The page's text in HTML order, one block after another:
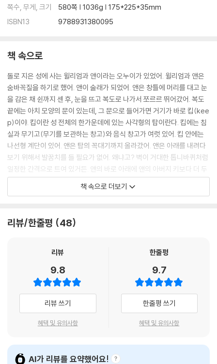
제27장 영국의 왕위 다툼
제28장 스페인과 포르투갈의 여러 왕국
제29장 아프리카의 왕국들
가나의 금과 소금 / 말리의 만사 무사 / 송가이 왕국
제30장 인도의 무굴 제국
무굴 왕조와 바부르 황제 / 악바르 황제와 비르발
제31장 신대륙 탐험
크리스토퍼 콜럼버스 / 베스푸치와 마젤란
제32장 아메리카 대륙의 왕국들
제33장 스페인, 포르투갈과 신대륙
마르틴 루터의 95개조 / 헨리 8세의 고민
제35장 르네상스
새로운 방식으로 생각하기 / 구텐베르크의 위대한 발명
종교 개혁의 확산 / 트리엔트 공의회
쪽수, 무게, 크기
580쪽 | 1036g | 175*225*35mm
ISBN13
9788931380095
책 속으로
돌로 지은 성에 사는 윌리엄과 앤이라는 오누이가 있었어. 윌리엄과 앤은
숨바꼭질을 하기로 했어. 앤이 술래가 되었어. 앤은 창틀에 머리를 대고 눈
을 감은 채 쉰까지 센 후, 눈을 뜨고 복도로 나가서 쪼르르 뛰어갔어. 복도
끝에는 아치 모양의 문이 있는데, 그 문으로 들어가면 거기가 바로 킵(kee
p)이야. 킵이란 성 전체의 한가운데에 있는 사각형의 탑이란다. 킵에는 침
실과 무기고(무기를 보관하는 창고)와 음식 창고가 여럿 있어. 킵 안에는
나선형 계단이 있어. 앤은 탑의 꼭대기까지 올라갔어. 앤은 아래를 내려다
보기 위해서 발꿈치를 들 필요가 없어. 왜냐고? 벽이 거대한 톱니바퀴처럼
일정한 간격으로 트여 있거든. 앤의 바로 아래에 앤의 아버지 키보다 더 두
꺼운 벽이 있지. 성의 정문도 보여. 성문 위에는 나무로 만든 널따란 문짝이
매달려 있어. 포트컬리스(portc! ullis 성벽의 내리닫이 문)라고 하는 것인
에 사람이 있어. 오빠야! 앤이 쪼르르 내려왔어. 앤 주위로 성벽이 위로 높
외 빨래터가 있고, 가드로브라고 불리는 뒷간이 있어. 앤은 포트컬리스 쪽
--- p. 제16장 노르만 정복 이후의 잉글랜드, 돌로 지은 성’ 중에서 요약
책 속으로 더보기
리뷰/한줄평 48
리뷰
9.8
리뷰 쓰기
혜택 및 유의사항
한줄평
9.7
한줄평 쓰기
혜택 및 유의사항
AI가 리뷰를 요약했어요!